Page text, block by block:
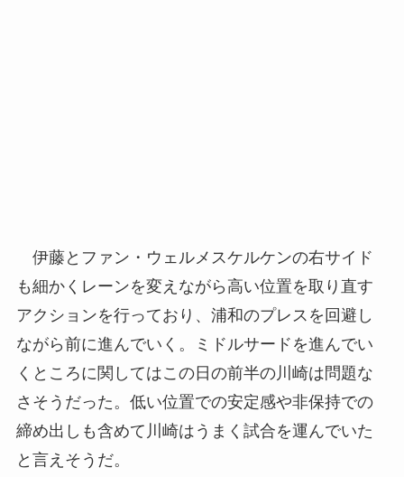
伊藤とファン・ウェルメスケルケンの右サイド
も細かくレーンを変えながら高い位置を取り直す
アクションを行っており、浦和のプレスを回避し
ながら前に進んでいく。ミドルサードを進んでい
くところに関してはこの日の前半の川崎は問題な
さそうだった。低い位置での安定感や非保持での
締め出しも含めて川崎はうまく試合を運んでいた
と言えそうだ。